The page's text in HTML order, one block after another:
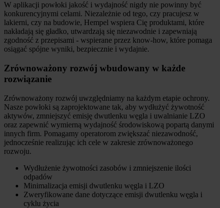
W aplikacji powłoki jakość i wydajność nigdy nie powinny być
konkurencyjnymi celami. Niezależnie od tego, czy pracujesz w
lakierni, czy na budowie, Hempel wspiera Cię produktami, które
nakładają się gładko, utwardzają się niezawodnie i zapewniają
zgodność z przepisami - wspierane przez know-how, które pomaga
osiągać spójne wyniki, bezpiecznie i wydajnie.
Zrównoważony rozwój wbudowany w każde
rozwiązanie
Zrównoważony rozwój uwzględniamy na każdym etapie ochrony.
Nasze powłoki są zaprojektowane tak, aby wydłużyć żywotność
aktywów, zmniejszyć emisję dwutlenku węgla i uwalnianie LZO
oraz zapewnić wymierną wydajność środowiskową popartą danymi
innych firm. Pomagamy operatorom zwiększać niezawodność,
jednocześnie realizując ich cele w zakresie zrównoważonego
rozwoju.
Wydłużenie żywotności zasobów i zmniejszenie ilości
odpadów
Minimalizacja emisji dwutlenku węgla i LZO
Zweryfikowane dane dotyczące emisji dwutlenku węgla i
cyklu życia